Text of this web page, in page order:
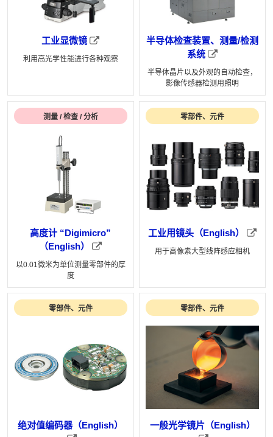
工业显微镜
利用高光学性能进行各种观察
半导体检查装置、测量/检测
系统
半导体晶片以及外观的自动检查，
影像传感器检测用照明
测量 / 检查 / 分析
高度计 “Digimicro”
（English）
以0.01微米为单位测量零部件的厚
度
零部件、元件
工业用镜头（English）
用于高像素大型线阵感应相机
零部件、元件
绝对值编码器（English）
零部件、元件
一般光学镜片（English）